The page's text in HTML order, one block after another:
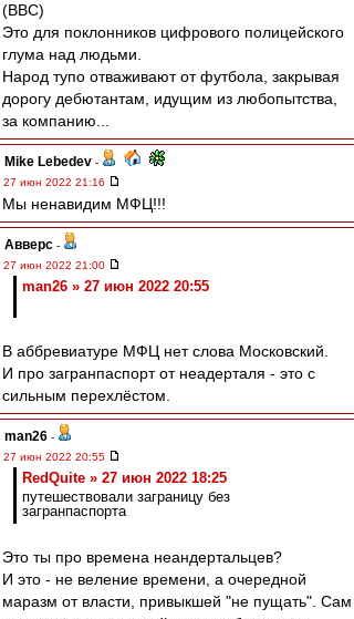
(ВВС)
Это для поклонников цифрового полицейского
глума над людьми.
Народ тупо отваживают от футбола, закрывая
дорогу дебютантам, идущим из любопытства,
за компанию...
Mike Lebedev -
27 июн 2022 21:16
Мы ненавидим МФЦ!!!
Авверс -
27 июн 2022 21:00
man26 » 27 июн 2022 20:55
В аббревиатуре МФЦ нет слова Московский.
И про загранпаспорт от неадерталя - это с
сильным перехлёстом.
man26 -
27 июн 2022 20:55
RedQuite » 27 июн 2022 18:25
путешествовали заграницу без
загранпаспорта
Это ты про времена неандертальцев?
И это - не веление времени, а очередной
маразм от власти, привыкшей "не пущать". Сам